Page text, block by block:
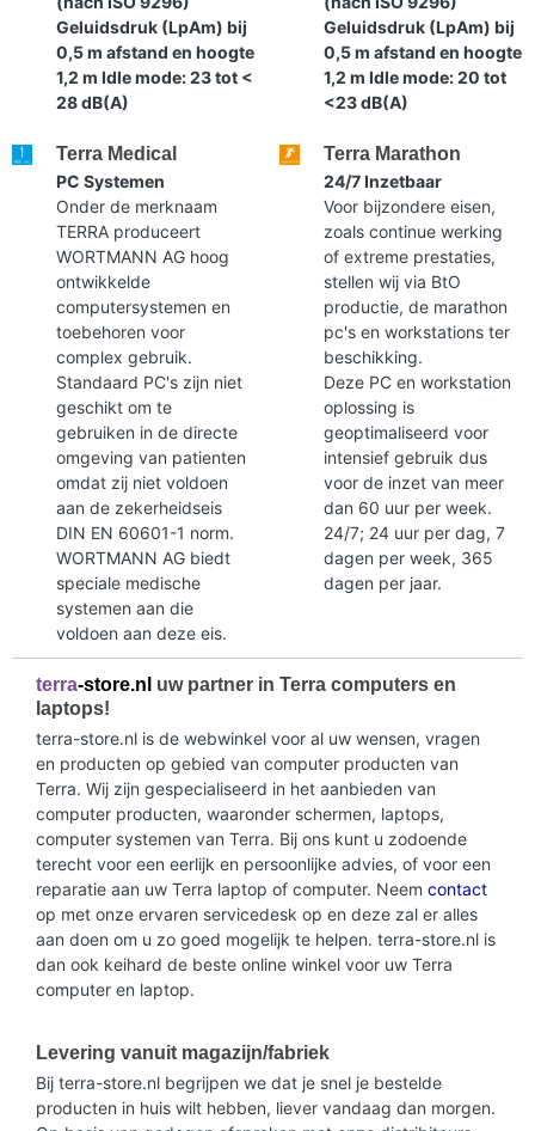
Geluidsdruk (LpAm) bij
0,5 m afstand en hoogte
1,2 m Idle mode: 23 tot <
28 dB(A)
Geluidsdruk (LpAm) bij
0,5 m afstand en hoogte
1,2 m Idle mode: 20 tot
<23 dB(A)
Terra Medical
PC Systemen
Onder de merknaam
TERRA produceert
WORTMANN AG hoog
ontwikkelde
computersystemen en
toebehoren voor
complex gebruik.
Standaard PC's zijn niet
geschikt om te
gebruiken in de directe
omgeving van patienten
omdat zij niet voldoen
aan de zekerheidseis
DIN EN 60601-1 norm.
WORTMANN AG biedt
speciale medische
systemen aan die
voldoen aan deze eis.
Terra Marathon
24/7 Inzetbaar
Voor bijzondere eisen,
zoals continue werking
of extreme prestaties,
stellen wij via BtO
productie, de marathon
pc's en workstations ter
beschikking.
Deze PC en workstation
oplossing is
geoptimaliseerd voor
intensief gebruik dus
voor de inzet van meer
dan 60 uur per week.
24/7; 24 uur per dag, 7
dagen per week, 365
dagen per jaar.
terra-store.nl uw partner in Terra computers en
laptops!
terra-store.nl is de webwinkel voor al uw wensen, vragen
en producten op gebied van computer producten van
Terra. Wij zijn gespecialiseerd in het aanbieden van
computer producten, waaronder schermen, laptops,
computer systemen van Terra. Bij ons kunt u zodoende
terecht voor een eerlijk en persoonlijke advies, of voor een
reparatie aan uw Terra laptop of computer. Neem contact
op met onze ervaren servicedesk op en deze zal er alles
aan doen om u zo goed mogelijk te helpen. terra-store.nl is
dan ook keihard de beste online winkel voor uw Terra
computer en laptop.
Levering vanuit magazijn/fabriek
Bij terra-store.nl begrijpen we dat je snel je bestelde
producten in huis wilt hebben, liever vandaag dan morgen.